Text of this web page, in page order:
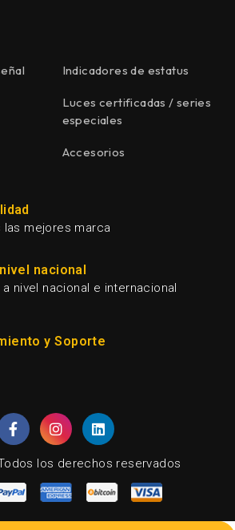
Indicadores de estatus
Luces certificadas / series
especiales
Accesorios
las mejores marca
nacional
nivel nacional e internacional
y Soporte
los derechos reservados